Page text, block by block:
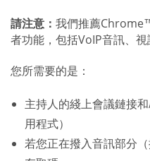
請注意： 我們推薦
者功能，包括VoIP音訊、視
您所需要的是：
主持人的綫上會議鏈接
用程式）
若您正在撥入音訊部分